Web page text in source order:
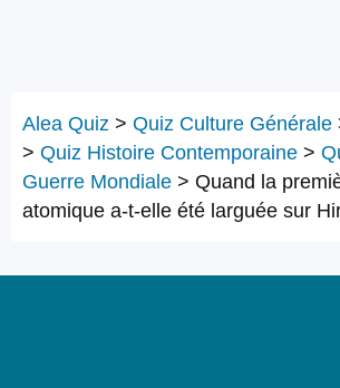
Alea Quiz > Quiz Culture Générale
> Quiz Histoire Contemporaine >
Guerre Mondiale > Quand la
atomique a-t-elle été larguée sur